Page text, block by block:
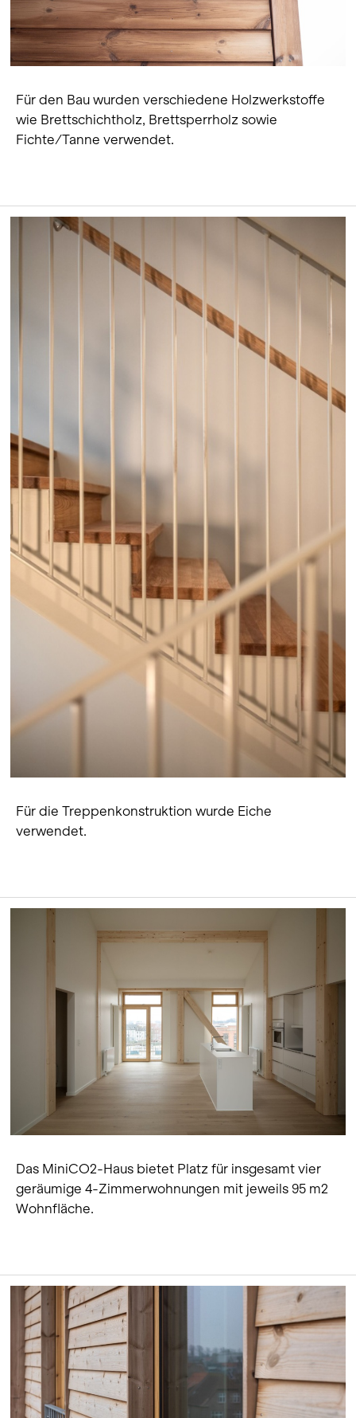
Für den Bau wurden verschiedene Holzwerkstoffe
wie Brettschichtholz, Brettsperrholz sowie
Fichte/Tanne verwendet.
Für die Treppenkonstruktion wurde Eiche
verwendet.
Das MiniCO2-Haus bietet Platz für insgesamt vier
geräumige 4-Zimmerwohnungen mit jeweils 95 m2
Wohnfläche.